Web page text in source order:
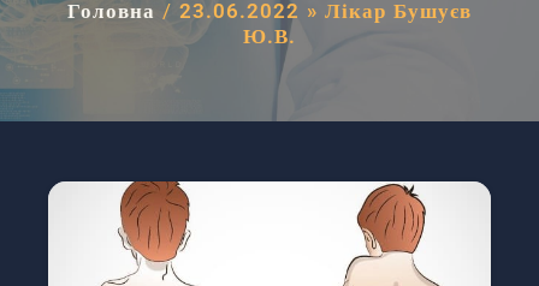
Головна / 23.06.2022 » Лікар Бушуєв
Ю.В.